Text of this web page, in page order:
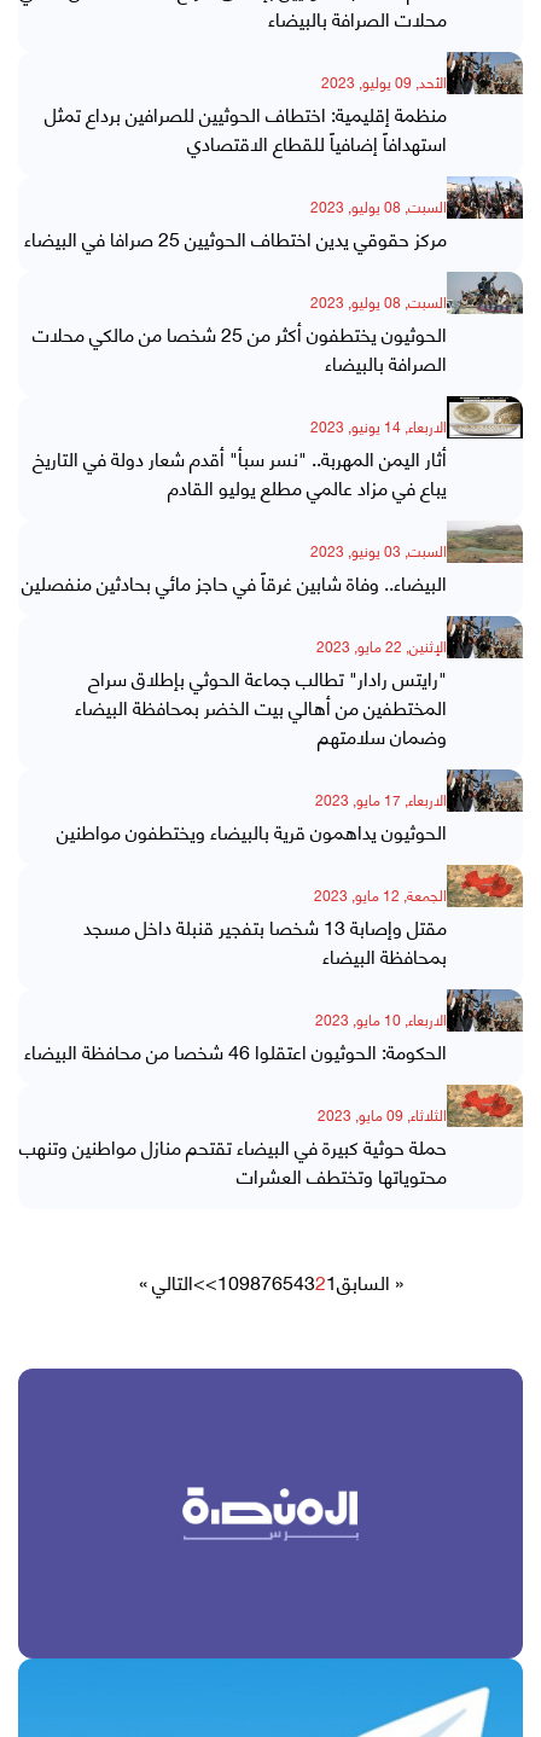
محلات الصرافة بالبيضاء
الأحد, 09 يوليو, 2023
منظمة إقليمية: اختطاف الحوثيين للصرافين برداع تمثل
استهدافاً إضافياً للقطاع الاقتصادي
السبت, 08 يوليو, 2023
مركز حقوقي يدين اختطاف الحوثيين 25 صرافا في البيضاء
السبت, 08 يوليو, 2023
الحوثيون يختطفون أكثر من 25 شخصا من مالكي محلات
الصرافة بالبيضاء
الاربعاء, 14 يونيو, 2023
أثار اليمن المهربة.. "نسر سبأ" أقدم شعار دولة في التاريخ
يباع في مزاد عالمي مطلع يوليو القادم
السبت, 03 يونيو, 2023
البيضاء.. وفاة شابين غرقاً في حاجز مائي بحادثين منفصلين
الإثنين, 22 مايو, 2023
"رايتس رادار" تطالب جماعة الحوثي بإطلاق سراح
المختطفين من أهالي بيت الخضر بمحافظة البيضاء
وضمان سلامتهم
الاربعاء, 17 مايو, 2023
الحوثيون يداهمون قرية بالبيضاء ويختطفون مواطنين
الجمعة, 12 مايو, 2023
مقتل وإصابة 13 شخصا بتفجير قنبلة داخل مسجد
بمحافظة البيضاء
الاربعاء, 10 مايو, 2023
الحكومة: الحوثيون اعتقلوا 46 شخصا من محافظة البيضاء
الثلاثاء, 09 مايو, 2023
حملة حوثية كبيرة في البيضاء تقتحم منازل مواطنين وتنهب
محتوياتها وتختطف العشرات
« السابق1
2
3
4
5
6
7
8
9
10
>>التالي »